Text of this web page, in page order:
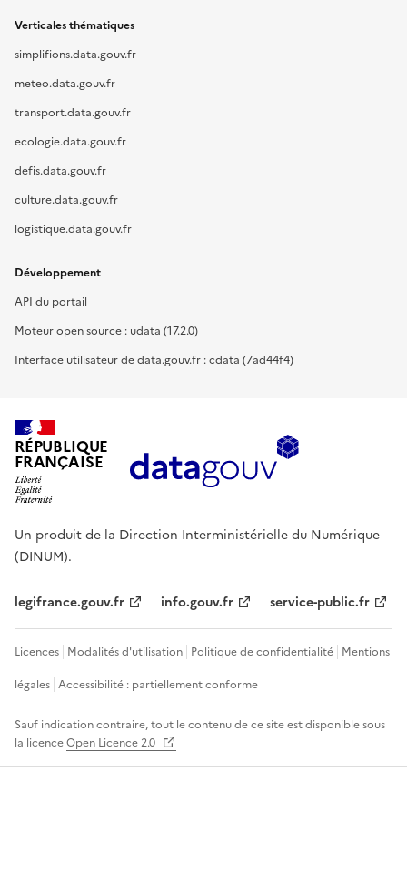
Verticales thématiques
simplifions.data.gouv.fr
meteo.data.gouv.fr
transport.data.gouv.fr
ecologie.data.gouv.fr
defis.data.gouv.fr
culture.data.gouv.fr
logistique.data.gouv.fr
Développement
API du portail
Moteur open source : udata (17.2.0)
Interface utilisateur de data.gouv.fr : cdata (7ad44f4)
RÉPUBLIQUE
FRANÇAISE
Un produit de la Direction Interministérielle du Numérique
(DINUM).
legifrance.gouv.fr info.gouv.fr service-public.fr
Licences Modalités d'utilisation Politique de confidentialité Mentions
légales Accessibilité : partiellement conforme
Sauf indication contraire, tout le contenu de ce site est disponible sous
la licenceOpen Licence 2.0